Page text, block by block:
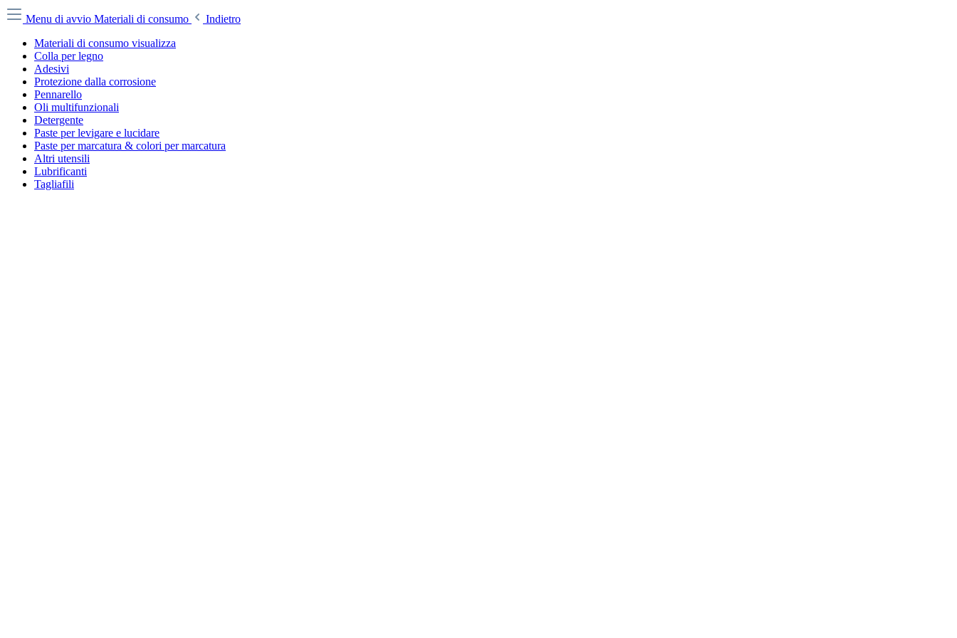
Menu di avvio Materiali di consumo
Indietro
Materiali di consumo visualizza
Colla per legno
Adesivi
Protezione dalla corrosione
Pennarello
Oli multifunzionali
Detergente
Paste per levigare e lucidare
Paste per marcatura & colori per marcatura
Altri utensili
Lubrificanti
Tagliafili